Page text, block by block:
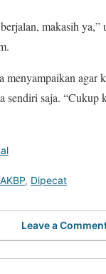
makasih ya,”
menyampaikan agar
sendiri saja. “Cukup
AKBP, Dipecat
Leave a